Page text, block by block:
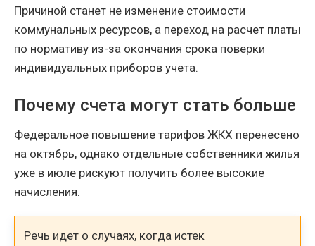
Причиной станет не изменение стоимости
коммунальных ресурсов, а переход на расчет платы
по нормативу из-за окончания срока поверки
индивидуальных приборов учета.
Почему счета могут стать больше
Федеральное повышение тарифов ЖКХ перенесено
на октябрь, однако отдельные собственники жилья
уже в июле рискуют получить более высокие
начисления.
Речь идет о случаях, когда истек